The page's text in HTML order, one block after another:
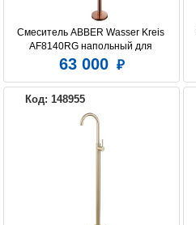
Смеситель ABBER Wasser Kreis
AF8140RG напольный для
раковины, розовое золото
63 000
Код: 148955